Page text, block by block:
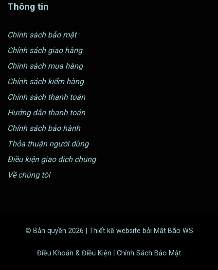
Thông tin
Chính sách bảo mật
Chính sách giao hàng
Chính sách mua hàng
Chính sách kiểm hàng
Chính sách thanh toán
Hướng dẫn thanh toán
Chính sách bảo hành
Thỏa thuận người dùng
Điều kiện giao dịch chung
Về chúng tôi
© Bản quyền 2026 | Thiết kế website bởi Mắt Bão WS
Điều Khoản & Điều Kiện | Chính Sách Bảo Mật